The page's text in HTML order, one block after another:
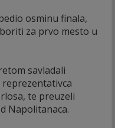
osminu finala,
za prvo mesto u
savladali
reprezentativca
te preuzeli
Napolitanaca.